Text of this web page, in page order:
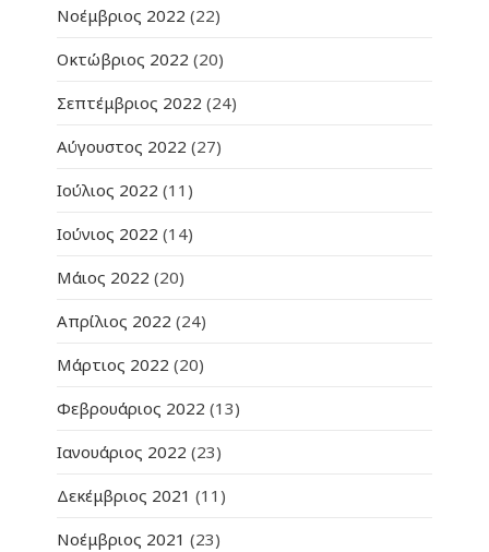
Νοέμβριος 2022 (22)
Οκτώβριος 2022 (20)
Σεπτέμβριος 2022 (24)
Αύγουστος 2022 (27)
Ιούλιος 2022 (11)
Ιούνιος 2022 (14)
Μάιος 2022 (20)
Απρίλιος 2022 (24)
Μάρτιος 2022 (20)
Φεβρουάριος 2022 (13)
Ιανουάριος 2022 (23)
Δεκέμβριος 2021 (11)
Νοέμβριος 2021 (23)